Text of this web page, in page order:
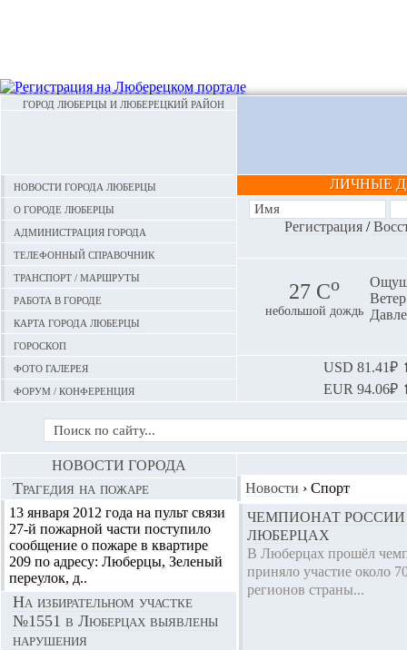
ГОРОД ЛЮБЕРЦЫ И ЛЮБЕРЕЦКИЙ РАЙОН
Новости города Люберцы
О городе Люберцы
Администрация города
Телефонный справочник
Транспорт / маршруты
Работа в городе
Карта города Люберцы
Гороскоп
Фото галерея
Форум / конференция
ЛИЧНЫЕ
Регистрация/
27 Сo
небольшой дождь
USD 81.41₽
EUR 94.06₽
Новости › Спорт
ЧЕМПИОНАТ
ЛЮБЕРЦАХ
В Люберцах прошёл
приняло участие около
регионов страны...
НОВОСТИ ГОРОДА
Трагедия на пожаре
13 января 2012 года на пульт связи
27-й пожарной части поступило
сообщение о пожаре в квартире
209 по адресу: Люберцы, Зеленый
переулок, д..
На избирательном участке
№1551 в Люберцах выявлены
нарушения